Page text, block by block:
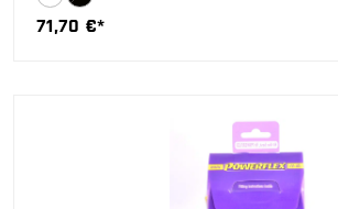
71,70 €*